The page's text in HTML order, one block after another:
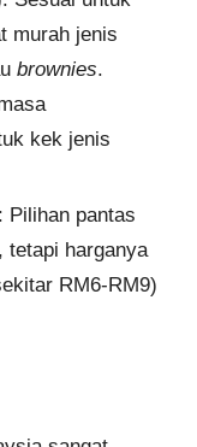
murah jenis
brownies.
kek jenis
Pilihan pantas
harganya
RM6-RM9)